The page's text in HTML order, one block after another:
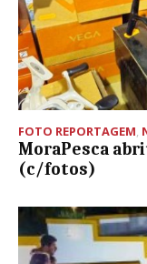
FOTO REPORTAGEM,
MoraPesca
(c/fotos)